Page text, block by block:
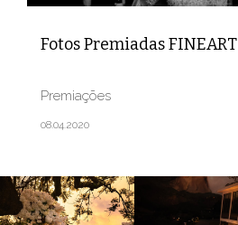
Fotos Premiadas FINEART
Premiações
08.04.2020